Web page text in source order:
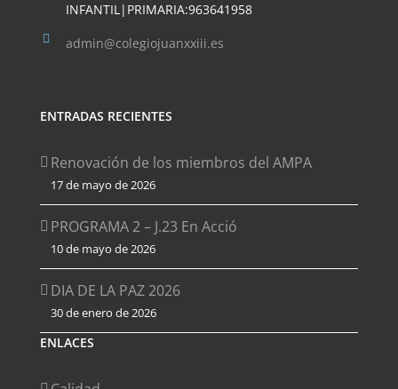
INFANTIL|PRIMARIA:963641958
admin@colegiojuanxxiii.es
ENTRADAS RECIENTES
Renovación de los miembros del AMPA
17 de mayo de 2026
PROGRAMA 2 – J.23 En Acció
10 de mayo de 2026
DIA DE LA PAZ 2026
30 de enero de 2026
ENLACES